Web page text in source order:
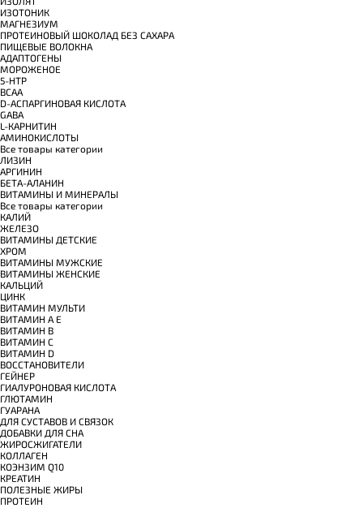
ИЗОТОНИК
МАГНЕЗИУМ
ПРОТЕИНОВЫЙ ШОКОЛАД БЕЗ САХАРА
ПИЩЕВЫЕ ВОЛОКНА
АДАПТОГЕНЫ
МОРОЖЕНОЕ
5-HTP
BCAA
D-АСПАРГИНОВАЯ КИСЛОТА
GABA
L-КАРНИТИН
АМИНОКИСЛОТЫ
Все товары категории
ЛИЗИН
АРГИНИН
БЕТА-АЛАНИН
ВИТАМИНЫ И МИНЕРАЛЫ
Все товары категории
КАЛИЙ
ЖЕЛЕЗО
ВИТАМИНЫ ДЕТСКИЕ
ХРОМ
ВИТАМИНЫ МУЖСКИЕ
ВИТАМИНЫ ЖЕНСКИЕ
КАЛЬЦИЙ
ЦИНК
ВИТАМИН МУЛЬТИ
ВИТАМИН A E
ВИТАМИН B
ВИТАМИН C
ВИТАМИН D
ВОССТАНОВИТЕЛИ
ГЕЙНЕР
ГИАЛУРОНОВАЯ КИСЛОТА
ГЛЮТАМИН
ГУАРАНА
ДЛЯ СУСТАВОВ И СВЯЗОК
ДОБАВКИ ДЛЯ СНА
ЖИРОСЖИГАТЕЛИ
КОЛЛАГЕН
КОЭНЗИМ Q10
КРЕАТИН
ПОЛЕЗНЫЕ ЖИРЫ
ПРОТЕИН